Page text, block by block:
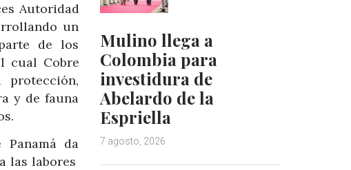
Autoridad
un
de los
cual Cobre
y de fauna
da
las labores
Mulino llega a
Colombia para
investidura de
Abelardo de la
Espriella
7 agosto, 2026